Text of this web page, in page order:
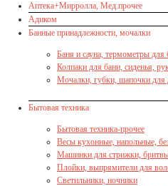
Аптека+Мирролла, Мед.прочее
Адиком
Банные принадлежности, мочалки
Баня и сауна, термометры
Колпаки для бани, сиденья,
Мочалки, губки, шапочки для
Бытовая техника
Бытовая техника-прочее
Весы кухонные, напольные,
Машинки для стрижки,
Плойки, выпрямители для
Светильники, ночники